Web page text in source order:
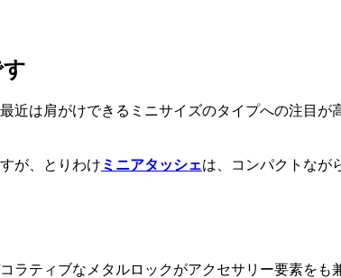
は肩がけできるミニサイズのタイプへの注目が
が、とりわけ ミニアタッシェは、コンパクトなが
ティブなメタルロックがアクセサリー要素をも